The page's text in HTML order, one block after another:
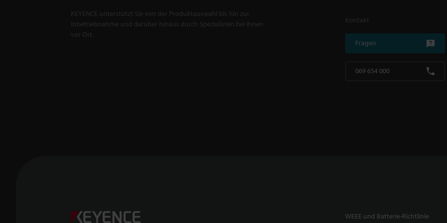
KEYENCE unterstützt Sie von der Produktauswahl bis hin zur
Inbetriebnahme und darüber hinaus durch Spezialisten bei Ihnen
vor Ort.
Kontakt
Fragen
069 654 000
WEEE und Batterie-Richtlinie